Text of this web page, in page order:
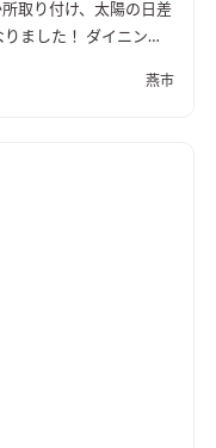
取り付け、太陽の日差
ました！ ダイニング
膳や片付けをスムー
燕市